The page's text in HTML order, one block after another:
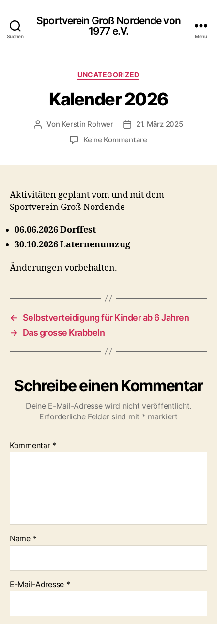
Suchen
Sportverein Groß Nordende von
1977 e.V.
Menü
Kategorien
UNCATEGORIZED
Kalender 2026
Beitragsautor
Von Kerstin Rohwer Veröffentlichungsdatum
21. März 2025
Keine Kommentarezu
Aktivitäten geplant vom und mit dem
Sportverein Groß Nordende
06.06.2026 Dorffest
30.10.2026 Laternenumzug
Änderungen vorbehalten.
←
Selbstverteidigung für Kinder ab 6 Jahren
→ Das grosse Krabbeln
Schreibe einen Kommentar
Deine E-Mail-Adresse wird nicht veröffentlicht.
Erforderliche Felder sind mit * markiert
Kommentar *
Name *
E-Mail-Adresse *